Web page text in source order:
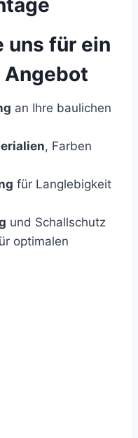
uns für ein
an Ihre baulichen
, Farben
für Langlebigkeit
und Schallschutz
optimalen